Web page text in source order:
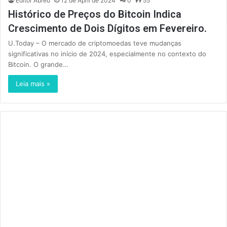
Histórico de Preços do Bitcoin Indica
Crescimento de Dois Dígitos em Fevereiro.
U.Today – O mercado de criptomoedas teve mudanças
significativas no início de 2024, especialmente no contexto do
Bitcoin. O grande…
Leia mais »